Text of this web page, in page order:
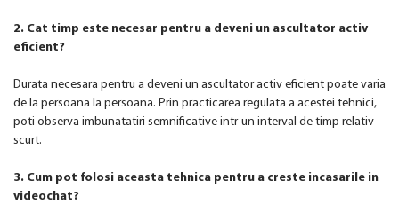
2. Cat timp este necesar pentru a deveni un ascultator activ
eficient?
Durata necesara pentru a deveni un ascultator activ eficient poate varia
de la persoana la persoana. Prin practicarea regulata a acestei tehnici,
poti observa imbunatatiri semnificative intr-un interval de timp relativ
scurt.
3. Cum pot folosi aceasta tehnica pentru a creste incasarile in
videochat?